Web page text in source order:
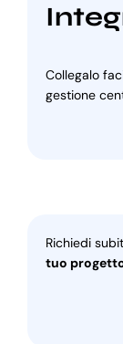
Collegalo
gestione
Richiedi
tuo